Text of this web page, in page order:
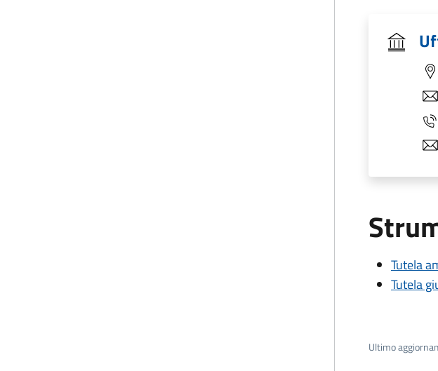
Tutela
Tutela
Ultimo